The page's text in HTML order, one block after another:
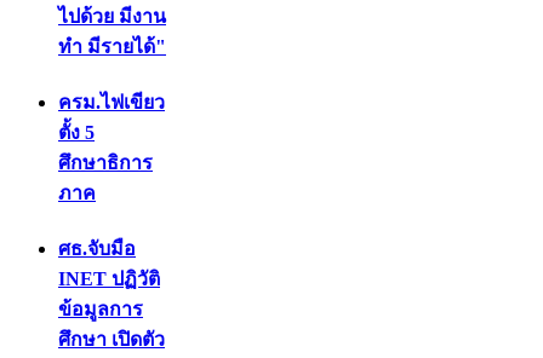
ไปด้วย มีงาน
ทำ มีรายได้"
ครม.ไฟเขียว
ตั้ง 5
ศึกษาธิการ
ภาค
ศธ.จับมือ
INET ปฏิวัติ
ข้อมูลการ
ศึกษา เปิดตัว